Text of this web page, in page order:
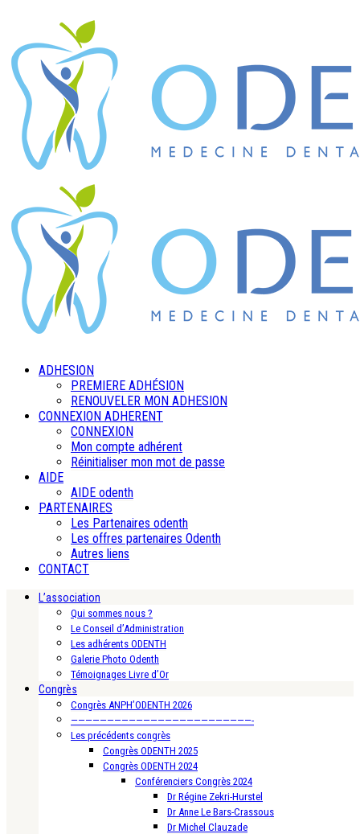
ADHESION
PREMIERE ADHÉSION
RENOUVELER MON ADHESION
CONNEXION ADHERENT
CONNEXION
Mon compte adhérent
Réinitialiser mon mot de passe
AIDE
AIDE odenth
PARTENAIRES
Les Partenaires odenth
Les offres partenaires Odenth
Autres liens
CONTACT
L’association
Qui sommes nous ?
Le Conseil d’Administration
Les adhérents ODENTH
Galerie Photo Odenth
Témoignages Livre d’Or
Congrès
Congrès ANPH’ODENTH 2026
—————————————————————————-
Les précédents congrès
Congrès ODENTH 2025
Congrès ODENTH 2024
Conférenciers Congrès 2024
Dr Régine Zekri-Hurstel
Dr Anne Le Bars-Crassous
Dr Michel Clauzade